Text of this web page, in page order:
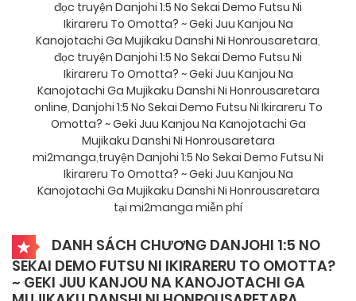
đọc truyện Danjohi 1:5 No Sekai Demo Futsu Ni
Ikirareru To Omotta? ~ Geki Juu Kanjou Na
Kanojotachi Ga Mujikaku Danshi Ni Honrousaretara,
đọc truyện Danjohi 1:5 No Sekai Demo Futsu Ni
Ikirareru To Omotta? ~ Geki Juu Kanjou Na
Kanojotachi Ga Mujikaku Danshi Ni Honrousaretara
online, Danjohi 1:5 No Sekai Demo Futsu Ni Ikirareru To
Omotta? ~ Geki Juu Kanjou Na Kanojotachi Ga
Mujikaku Danshi Ni Honrousaretara
mi2manga,truyện Danjohi 1:5 No Sekai Demo Futsu Ni
Ikirareru To Omotta? ~ Geki Juu Kanjou Na
Kanojotachi Ga Mujikaku Danshi Ni Honrousaretara
tại mi2manga miễn phí
DANH SÁCH CHƯƠNG DANJOHI 1:5 NO
SEKAI DEMO FUTSU NI IKIRARERU TO OMOTTA?
~ GEKI JUU KANJOU NA KANOJOTACHI GA